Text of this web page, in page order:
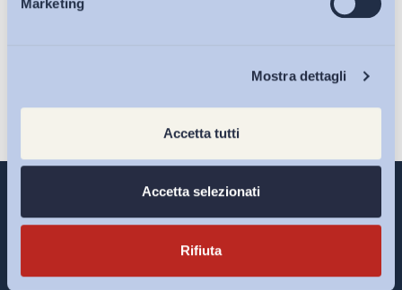
Eventi
Mostra dettagli
Accetta tutti
Accetta selezionati
Rifiuta
Infografiche